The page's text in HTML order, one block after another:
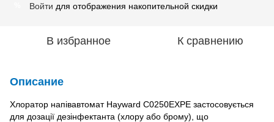
Войти для отображения накопительной скидки
В избранное К сравнению
Описание
Хлоратор напівавтомат Hayward C0250EXPE застосовується
для дозації дезінфектанта (хлору або брому), що